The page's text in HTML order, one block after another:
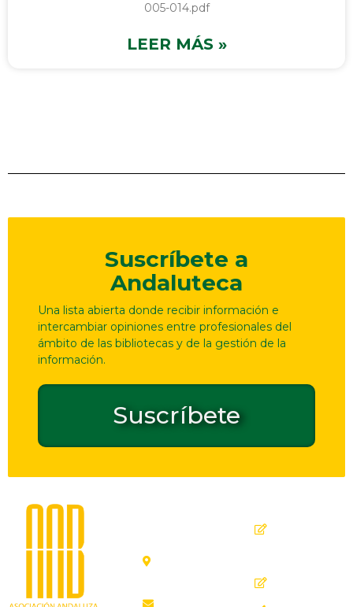
005-014.pdf
LEER MÁS »
Suscríbete a
Andaluteca
Una lista abierta donde recibir información e
intercambiar opiniones entre profesionales del
ámbito de las bibliotecas y de la gestión de la
información.
Suscríbete